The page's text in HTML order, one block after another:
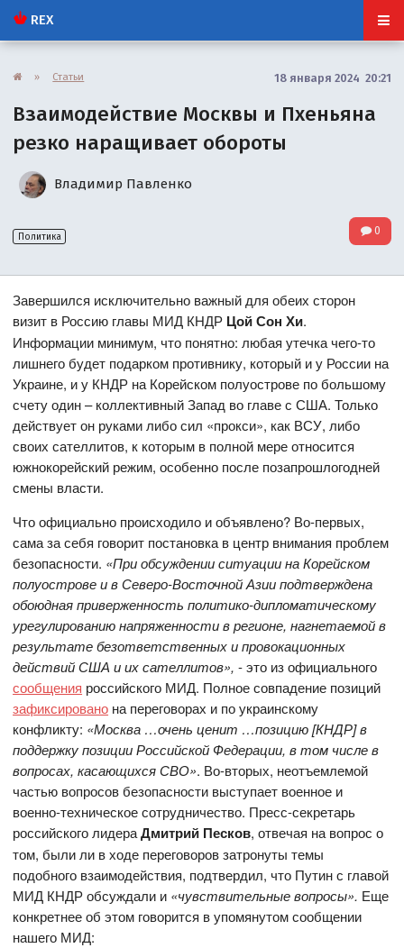
REX
» Статьи 18 января 2024 20:21
Взаимодействие Москвы и Пхеньяна
резко наращивает обороты
Владимир Павленко
Политика 0
Завершился исключительно важный для обеих сторон
визит в Россию главы МИД КНДР Цой Сон Хи.
Информации минимум, что понятно: любая утечка чего-то
лишнего будет подарком противнику, который и у России на
Украине, и у КНДР на Корейском полуострове по большому
счету один – коллективный Запад во главе с США. Только
действует он руками либо сил «прокси», как ВСУ, либо
своих сателлитов, к которым в полной мере относится
южнокорейский режим, особенно после позапрошлогодней
смены власти.
Что официально происходило и объявлено? Во-первых,
сама за себя говорит постановка в центр внимания проблем
безопасности. «При обсуждении ситуации на Корейском
полуострове и в Северо-Восточной Азии подтверждена
обоюдная приверженность политико-дипломатическому
урегулированию напряженности в регионе, нагнетаемой в
результате безответственных и провокационных
действий США и их сателлитов», - это из официального
сообщения российского МИД. Полное совпадение позиций
зафиксировано на переговорах и по украинскому
конфликту: «Москва …очень ценит …позицию [КНДР] в
поддержку позиции Российской Федерации, в том числе в
вопросах, касающихся СВО». Во-вторых, неотъемлемой
частью вопросов безопасности выступает военное и
военно-техническое сотрудничество. Пресс-секретарь
российского лидераДмитрий Песков, отвечая на вопрос о
том, были ли в ходе переговоров затронуты темы
подобного взаимодействия, подтвердил, что Путин с главой
МИД КНДР обсуждали и «чувствительные вопросы». Еще
конкретнее об этом говорится в упомянутом сообщении
нашего МИД: